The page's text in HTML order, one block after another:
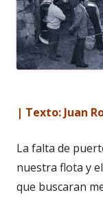
| Texto: Juan
La falta de
nuestra flota y
que buscaran